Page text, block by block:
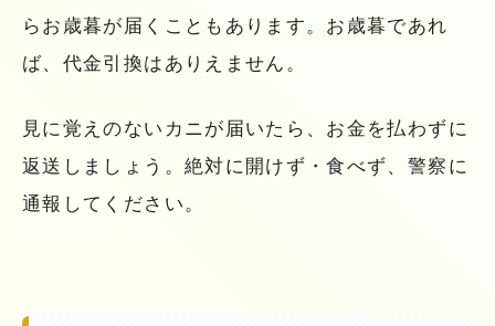
らお歳暮が届くこともあります。お歳暮であれ
ば、代金引換はありえません。
見に覚えのないカニが届いたら、お金を払わずに
返送しましょう。絶対に開けず・食べず、警察に
通報してください。